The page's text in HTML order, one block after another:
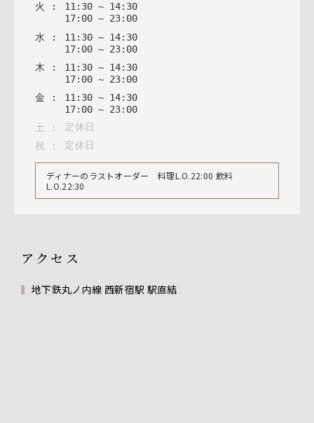
火
: 11: 30 ~ 14: 30
17: 00 ~ 23: 00
水 : 11 : 30 ~ 14: 30
17: 00 ~ 23: 00
木 : 11 : 30 ~ 14: 30
17: 00 ~ 23: 00
金 : 11 : 30 ~ 14: 30
17: 00 ~ 23: 00
土
:
定休日
祝 : 定休日
ディナーのラストオーダー 料理L.O.22:00 飲料
L.O.22:30
アクセス
地下鉄丸ノ内線 西新宿駅 駅直結